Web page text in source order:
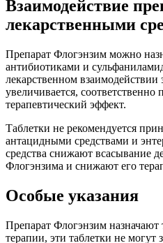
Взаимодействие
лекарственными
Препарат Флогэнзим можно
антибиотиками и
лекарственном взаимодействии
увеличивается, соответственно
терапевтический эффект.
Таблетки не рекомендуется
антацидными средствами и
средства снижают всасывание
Флогэнзима и снижают его
Особые указания
Препарат Флогэнзим назначают
терапии, эти таблетки не могут